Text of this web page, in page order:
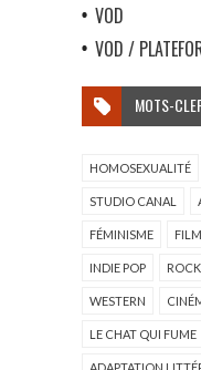
VOD
VOD /
MOTS-
HOMOSEXUALITÉ
STUDIO CANAL
FÉMINISME
INDIE POP ROCK
WESTERN
LE CHAT QUI FUME